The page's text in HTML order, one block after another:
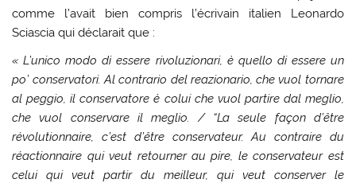
comme l’avait bien compris l’écrivain italien Leonardo
Sciascia qui déclarait que :
« L’unico modo di essere rivoluzionari, è quello di essere un
po’ conservatori. Al contrario del reazionario, che vuol tornare
al peggio, il conservatore è colui che vuol partire dal meglio,
che vuol conservare il meglio. / “La seule façon d’être
révolutionnaire, c’est d’être conservateur.Au contraire du
réactionnaire qui veut retourner au pire, le conservateur est
celui qui veut partir du meilleur, qui veut conserver le